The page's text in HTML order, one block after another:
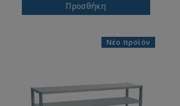
Προσθήκη
Νέο προϊόν